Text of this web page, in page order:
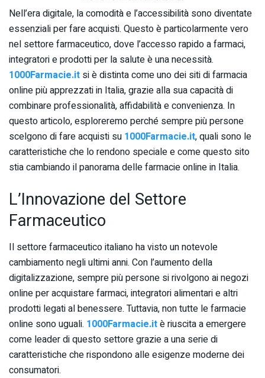
Nell’era digitale, la comodità e l’accessibilità sono diventate
essenziali per fare acquisti. Questo è particolarmente vero
nel settore farmaceutico, dove l’accesso rapido a farmaci,
integratori e prodotti per la salute è una necessità.
1000Farmacie.it si è distinta come uno dei siti di farmacia
online più apprezzati in Italia, grazie alla sua capacità di
combinare professionalità, affidabilità e convenienza. In
questo articolo, esploreremo perché sempre più persone
scelgono di fare acquisti su 1000Farmacie.it, quali sono le
caratteristiche che lo rendono speciale e come questo sito
stia cambiando il panorama delle farmacie online in Italia.
L’Innovazione del Settore
Farmaceutico
Il settore farmaceutico italiano ha visto un notevole
cambiamento negli ultimi anni. Con l’aumento della
digitalizzazione, sempre più persone si rivolgono ai negozi
online per acquistare farmaci, integratori alimentari e altri
prodotti legati al benessere. Tuttavia, non tutte le farmacie
online sono uguali. 1000Farmacie.itè riuscita a emergere
come leader di questo settore grazie a una serie di
caratteristiche che rispondono alle esigenze moderne dei
consumatori.